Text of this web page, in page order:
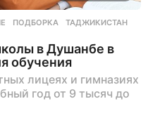
,ПОДБОРКА ,ТАДЖИКИСТАН
в Душанбе в
обучения
лицеях и гимназиях
год от 9 тысяч до